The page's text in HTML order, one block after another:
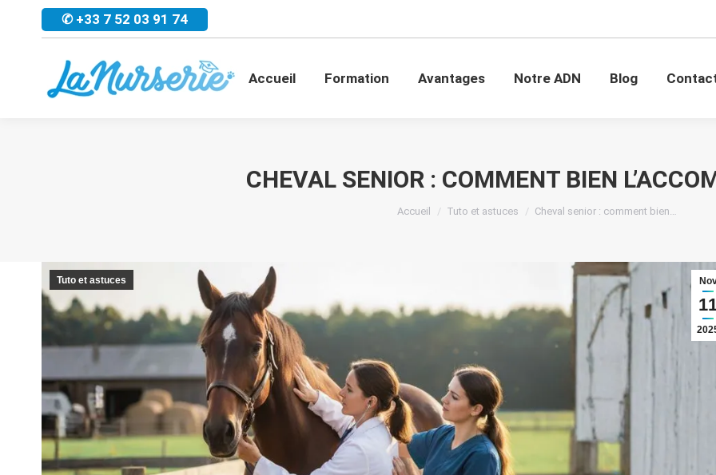
✆ +33 7 52 03 91 74
Accueil Formation Avantages Notre ADN Blog
CHEVAL SENIOR : COMMENT BIEN
Vous êtes ici :
Accueil Tuto et astuces Cheval senior : comment bien…
Tuto et astuces